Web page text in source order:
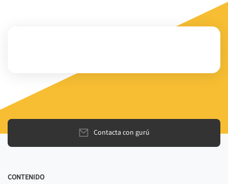
Contacta con gurú
CONTENIDO